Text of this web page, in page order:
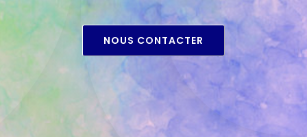
NOUS CONTACTER